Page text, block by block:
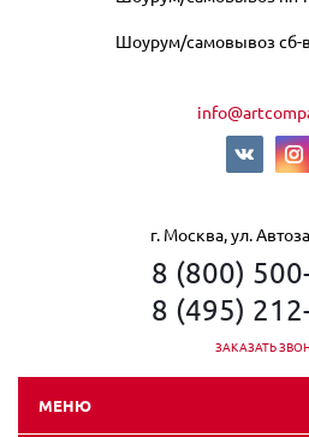
Шоурум/самовывоз сб-
г. Москва, ул.
8 (800)
8 (495)
ЗАКАЗАТЬ
МЕНЮ